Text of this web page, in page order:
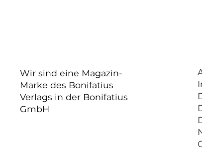
Wir sind eine Magazin-
Marke des Bonifatius
Verlags in der Bonifatius
GmbH